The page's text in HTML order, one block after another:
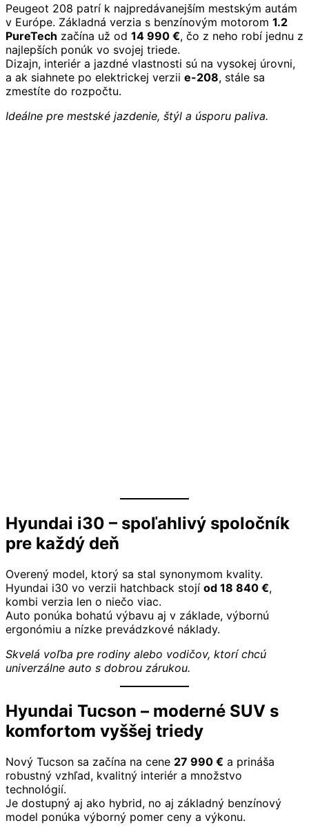
Peugeot 208 patrí k najpredávanejším mestským autám
v Európe. Základná verzia s benzínovým motorom 1.2
PureTech začína už od 14 990 €, čo z neho robí jednu z
najlepších ponúk vo svojej triede.
Dizajn, interiér a jazdné vlastnosti sú na vysokej úrovni,
a ak siahnete po elektrickej verzii e-208, stále sa
zmestíte do rozpočtu.
Ideálne pre mestské jazdenie, štýl a úsporu paliva.
Hyundai i30 – spoľahlivý spoločník
pre každý deň
Overený model, ktorý sa stal synonymom kvality.
Hyundai i30 vo verzii hatchback stojí od 18 840 €,
kombi verzia len o niečo viac.
Auto ponúka bohatú výbavu aj v základe, výbornú
ergonómiu a nízke prevádzkové náklady.
Skvelá voľba pre rodiny alebo vodičov, ktorí chcú
univerzálne auto s dobrou zárukou.
Hyundai Tucson – moderné SUV s
komfortom vyššej triedy
Nový Tucson sa začína na cene 27 990 € a prináša
robustný vzhľad, kvalitný interiér a množstvo
technológií.
Je dostupný aj ako hybrid, no aj základný benzínový
model ponúka výborný pomer ceny a výkonu.